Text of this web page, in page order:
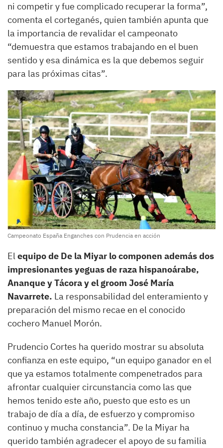
ni competir y fue complicado recuperar la forma”,
comenta el corteganés, quien también apunta que
la importancia de revalidar el campeonato
“demuestra que estamos trabajando en el buen
sentido y esa dinámica es la que debemos seguir
para las próximas citas”.
Campeonato España Enganches con Prudencia en acción
Elequipo de De la Miyar lo componen además dos
impresionantes yeguas de raza hispanoárabe,
Ananque y Tácora y el groom José María
Navarrete. La responsabilidad del enteramiento y
preparación del mismo recae en el conocido
cochero Manuel Morón.
Prudencio Cortes ha querido mostrar su absoluta
confianza en este equipo, “un equipo ganador en el
que ya estamos totalmente compenetrados para
afrontar cualquier circunstancia como las que
hemos tenido este año, puesto que esto es un
trabajo de día a día, de esfuerzo y compromiso
continuo y mucha constancia”. De la Miyar ha
querido también agradecer el apoyo de su familia